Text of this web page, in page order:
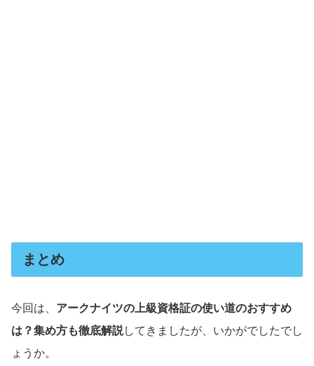
まとめ
今回は、 アークナイツの上級資格証の使い道のおすすめ
は？集め方も徹底解説してきましたが、いかがでしたでし
ょうか。